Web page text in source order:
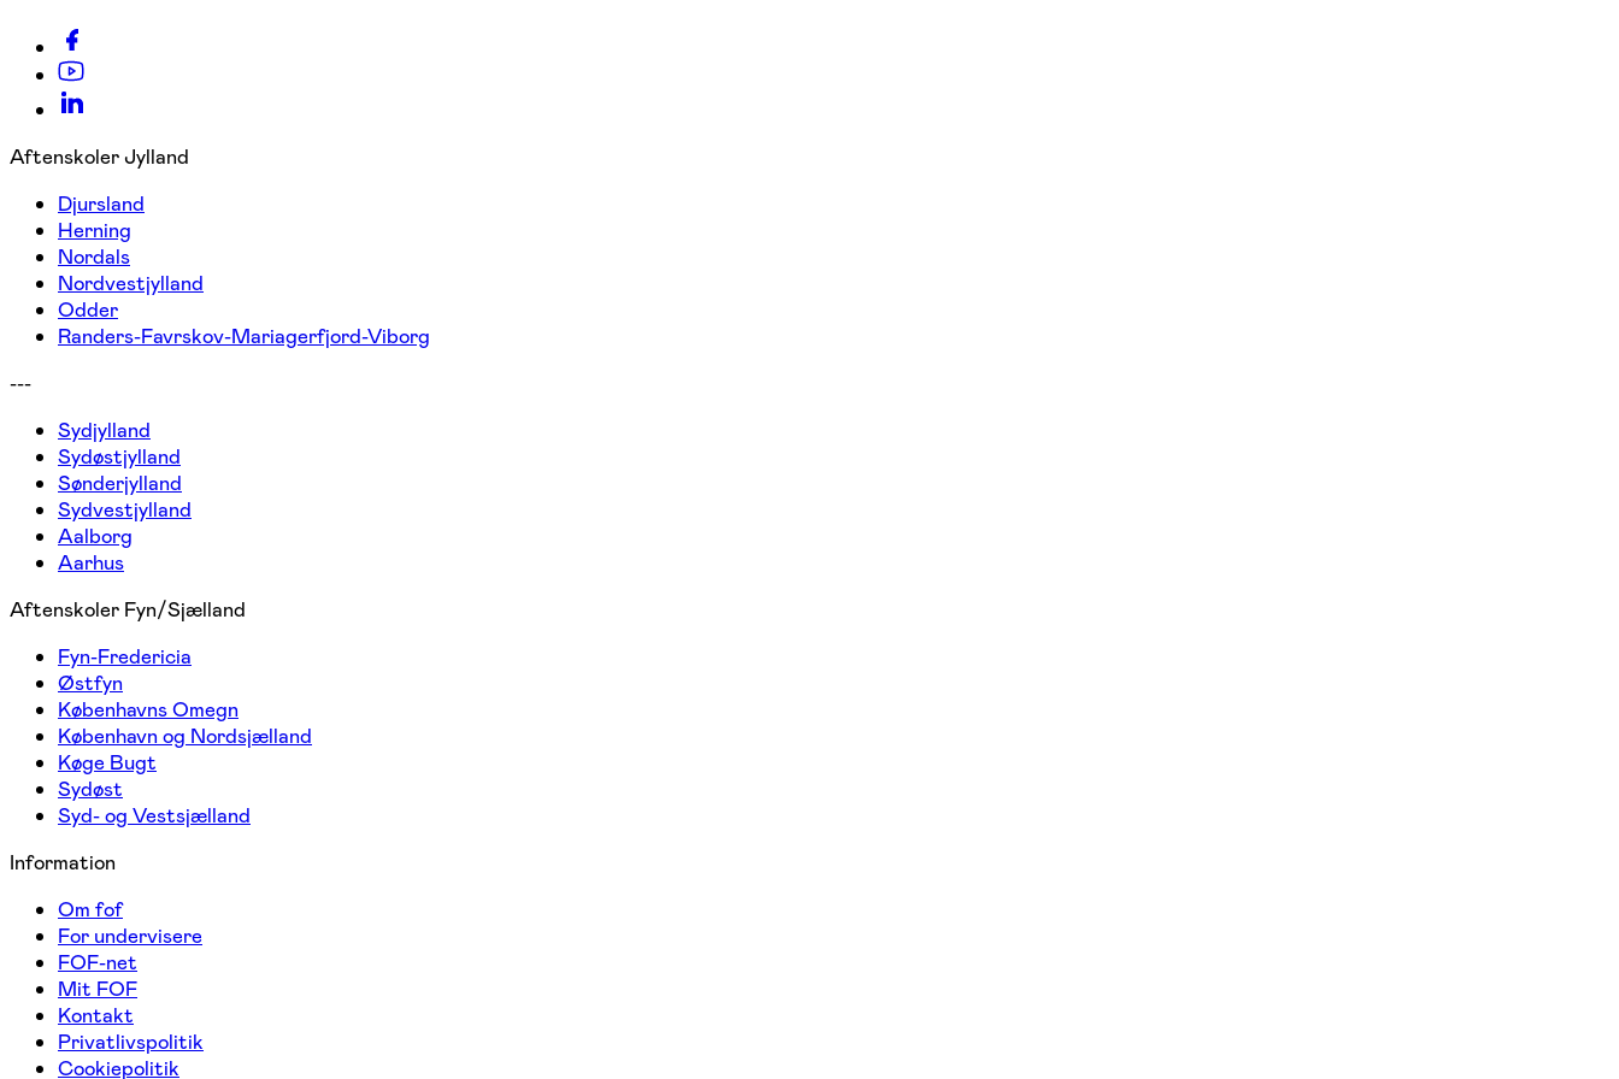
Aftenskoler Jylland
Djursland
Herning
Nordals
Nordvestjylland
Odder
Randers-Favrskov-Mariagerfjord-Viborg
---
Sydjylland
Sydøstjylland
Sønderjylland
Sydvestjylland
Aalborg
Aarhus
Aftenskoler Fyn/Sjælland
Fyn-Fredericia
Østfyn
Københavns Omegn
København og Nordsjælland
Køge Bugt
Sydøst
Syd- og Vestsjælland
Information
Om fof
For undervisere
FOF-net
Mit FOF
Kontakt
Privatlivspolitik
Cookiepolitik